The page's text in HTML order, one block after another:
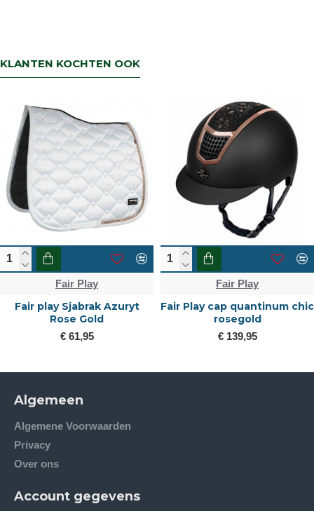
KLANTEN KOCHTEN OOK
Fair Play
Fair play Sjabrak Azuryt
Rose Gold
€ 61,95
Fair Play
Fair Play cap quantinum chic
rosegold
€ 139,95
Algemeen
Algemene Voorwaarden
Privacy
Over ons
Account gegevens